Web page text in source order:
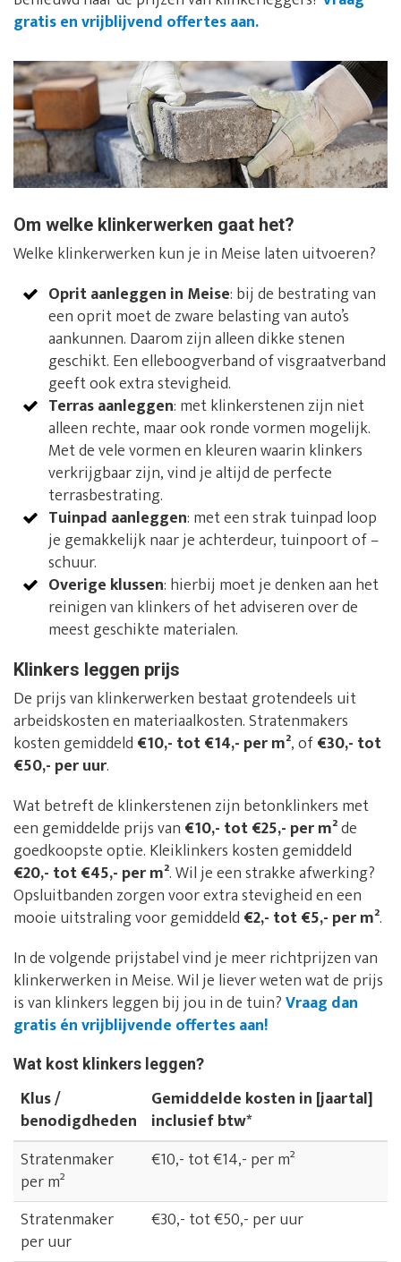
gratis en vrijblijvend offertes aan.
Om welke klinkerwerken gaat het?
Welke klinkerwerken kun je in Meise laten uitvoeren?
Oprit aanleggen in Meise: bij de bestrating van
een oprit moet de zware belasting van auto’s
aankunnen. Daarom zijn alleen dikke stenen
geschikt. Een elleboogverband of visgraatverband
geeft ook extra stevigheid.
Terras aanleggen: met klinkerstenen zijn niet
alleen rechte, maar ook ronde vormen mogelijk.
Met de vele vormen en kleuren waarin klinkers
verkrijgbaar zijn, vind je altijd de perfecte
terrasbestrating.
Tuinpad aanleggen: met een strak tuinpad loop
je gemakkelijk naar je achterdeur, tuinpoort of –
schuur.
Overige klussen: hierbij moet je denken aan het
reinigen van klinkers of het adviseren over de
meest geschikte materialen.
Klinkers leggen prijs
De prijs van klinkerwerken bestaat grotendeels uit
arbeidskosten en materiaalkosten. Stratenmakers
kosten gemiddeld €10,- tot €14,- per m², of€30,- tot
€50,- per uur.
Wat betreft de klinkerstenen zijn betonklinkers met
een gemiddelde prijs van €10,- tot €25,- per m²de
goedkoopste optie. Kleiklinkers kosten gemiddeld
€20,- tot €45,- per m². Wil je een strakke afwerking?
Opsluitbanden zorgen voor extra stevigheid en een
mooie uitstraling voor gemiddeld €2,- tot €5,- per m².
In de volgende prijstabel vind je meer richtprijzen van
klinkerwerken in Meise. Wil je liever weten wat de prijs
is van klinkers leggen bij jou in de tuin?Vraag dan
gratis én vrijblijvende offertes aan!
Wat kost klinkers leggen?
Klus /
benodigdheden
Gemiddelde kosten in [jaartal]
inclusief btw*
Stratenmaker
per m²
€10,- tot €14,- per m²
Stratenmaker
per uur
€30,- tot €50,- per uur